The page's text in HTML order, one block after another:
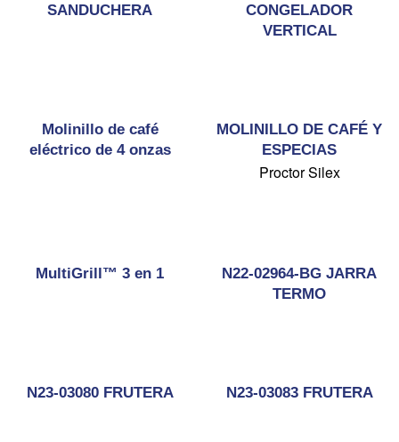
SANDUCHERA
CONGELADOR
VERTICAL
Molinillo de café
eléctrico de 4 onzas
MOLINILLO DE CAFÉ Y
ESPECIAS
Proctor Silex
MultiGrill™ 3 en 1
N22-02964-BG JARRA
TERMO
N23-03080 FRUTERA N23-03083 FRUTERA